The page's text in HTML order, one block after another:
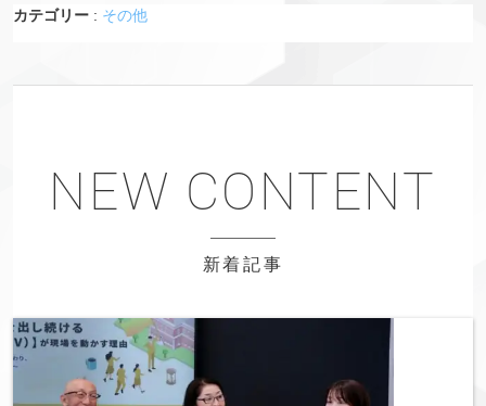
カテゴリー : その他
新着記事